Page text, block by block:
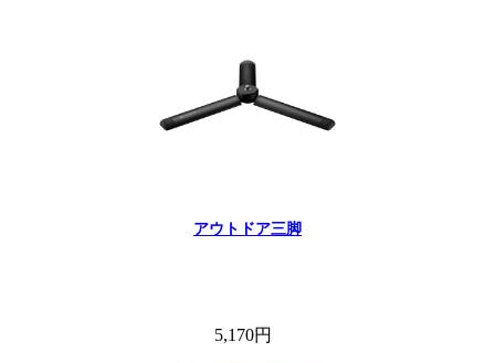
アウトドア三脚
5,170円